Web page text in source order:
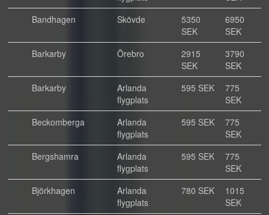
Bandhagen
Skövde
5350
SEK
6950
SEK
Barkarby
Örebro
2915
SEK
3790
SEK
Barkarby
Arlanda
flygplats
595 SEK
775
SEK
Beckomberga
Arlanda
flygplats
595 SEK
775
SEK
Bergshamra
Arlanda
flygplats
595 SEK
775
SEK
Björkhagen
Arlanda
flygplats
780 SEK
1015
SEK